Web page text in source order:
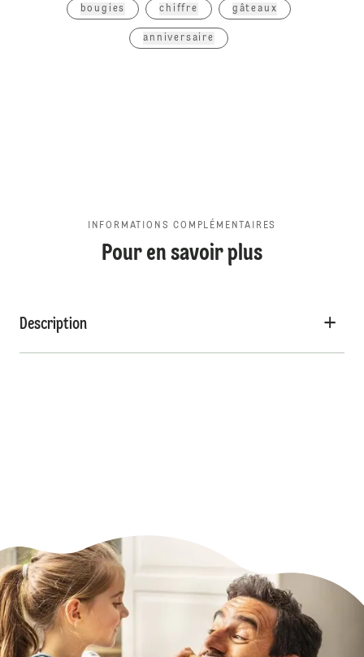
bougies chiffre gâteaux
anniversaire
INFORMATIONS COMPLÉMENTAIRES
Pour en savoir plus
Description